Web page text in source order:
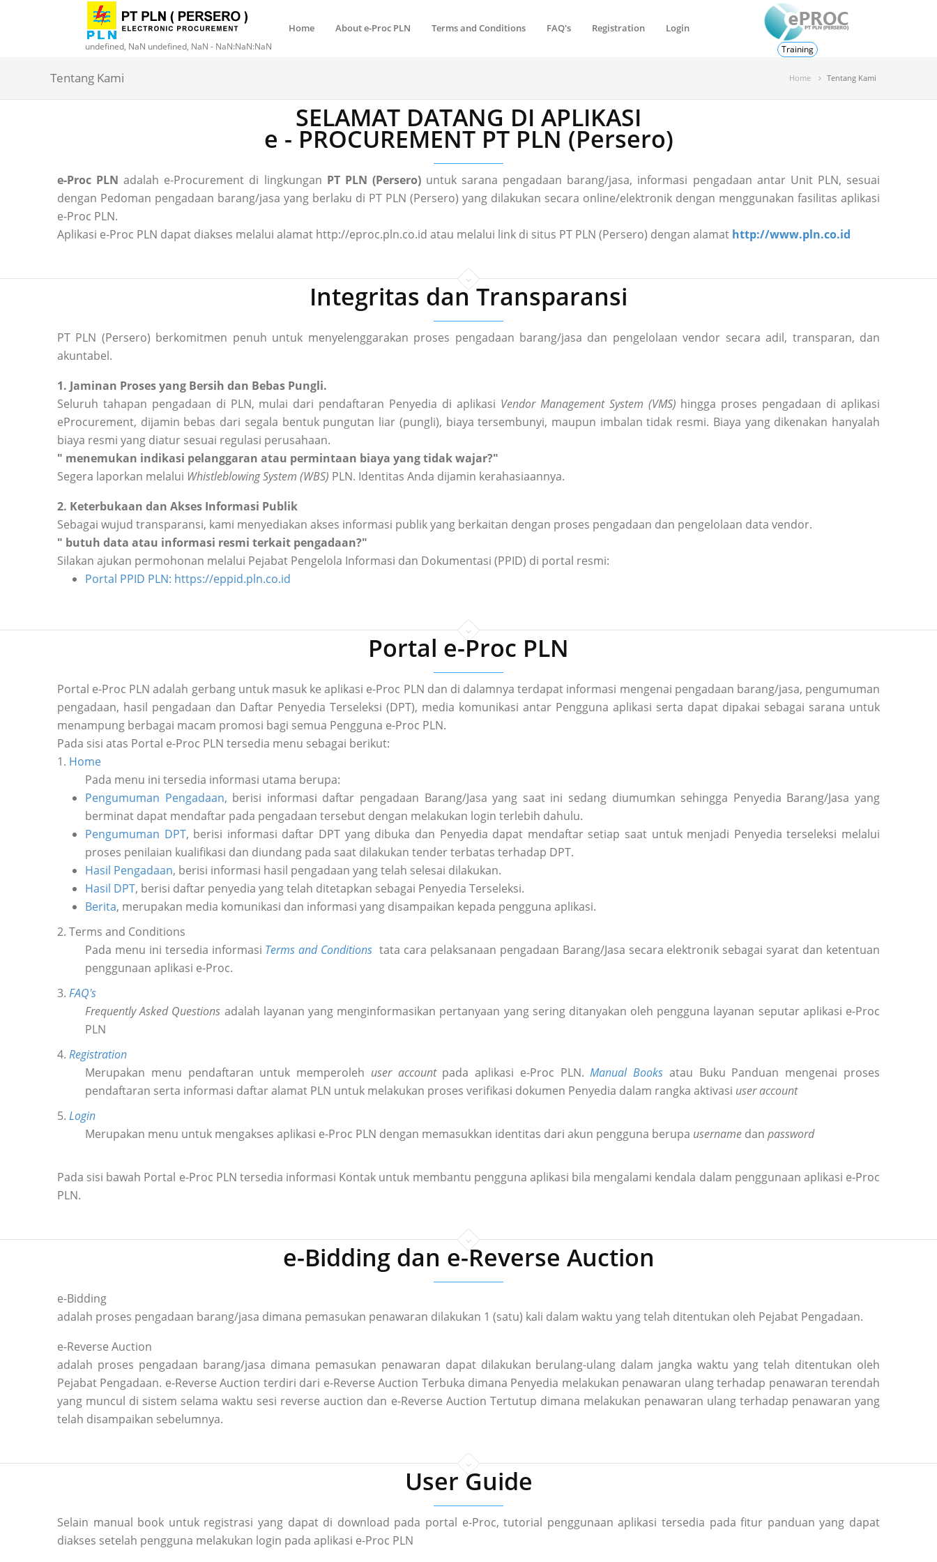
undefined, NaN undefined, NaN - NaN:NaN:NaN Training
Home About e-Proc PLN Terms and Conditions FAQ's Registration Login
Tentang Kami Home Tentang Kami
SELAMAT DATANG DI APLIKASI
e - PROCUREMENT PT PLN (Persero)
e-Proc PLN adalah e-Procurement di lingkungan PT PLN (Persero)untuk sarana pengadaan barang/jasa, informasi pengadaan antar Unit PLN, sesuai
dengan Pedoman pengadaan barang/jasa yang berlaku di PT PLN (Persero) yang dilakukan secara online/elektronik dengan menggunakan fasilitas aplikasi
e-Proc PLN.
Aplikasi e-Proc PLN dapat diakses melalui alamat http://eproc.pln.co.id atau melalui link di situs PT PLN (Persero) dengan alamat http://www.pln.co.id
Integritas dan Transparansi
PT PLN (Persero) berkomitmen penuh untuk menyelenggarakan proses pengadaan barang/jasa dan pengelolaan vendor secara adil, transparan, dan
akuntabel.
1. Jaminan Proses yang Bersih dan Bebas Pungli.
Seluruh tahapan pengadaan di PLN, mulai dari pendaftaran Penyedia di aplikasi Vendor Management System (VMS) hingga proses pengadaan di aplikasi
eProcurement, dijamin bebas dari segala bentuk pungutan liar (pungli), biaya tersembunyi, maupun imbalan tidak resmi. Biaya yang dikenakan hanyalah
biaya resmi yang diatur sesuai regulasi perusahaan.
" menemukan indikasi pelanggaran atau permintaan biaya yang tidak wajar?"
Segera laporkan melalui Whistleblowing System (WBS) PLN. Identitas Anda dijamin kerahasiaannya.
2. Keterbukaan dan Akses Informasi Publik
Sebagai wujud transparansi, kami menyediakan akses informasi publik yang berkaitan dengan proses pengadaan dan pengelolaan data vendor.
" butuh data atau informasi resmi terkait pengadaan?"
Silakan ajukan permohonan melalui Pejabat Pengelola Informasi dan Dokumentasi (PPID) di portal resmi:
Portal PPID PLN: https://eppid.pln.co.id
Portal e-Proc PLN
Portal e-Proc PLN adalah gerbang untuk masuk ke aplikasi e-Proc PLN dan di dalamnya terdapat informasi mengenai pengadaan barang/jasa, pengumuman
pengadaan, hasil pengadaan dan Daftar Penyedia Terseleksi (DPT), media komunikasi antar Pengguna aplikasi serta dapat dipakai sebagai sarana untuk
menampung berbagai macam promosi bagi semua Pengguna e-Proc PLN.
Pada sisi atas Portal e-Proc PLN tersedia menu sebagai berikut:
1. Home
Pada menu ini tersedia informasi utama berupa:
Pengumuman Pengadaan, berisi informasi daftar pengadaan Barang/Jasa yang saat ini sedang diumumkan sehingga Penyedia Barang/Jasa yang
berminat dapat mendaftar pada pengadaan tersebut dengan melakukan login terlebih dahulu.
Pengumuman DPT, berisi informasi daftar DPT yang dibuka dan Penyedia dapat mendaftar setiap saat untuk menjadi Penyedia terseleksi melalui
proses penilaian kualifikasi dan diundang pada saat dilakukan tender terbatas terhadap DPT.
Hasil Pengadaan, berisi informasi hasil pengadaan yang telah selesai dilakukan.
Hasil DPT, berisi daftar penyedia yang telah ditetapkan sebagai Penyedia Terseleksi.
Berita, merupakan media komunikasi dan informasi yang disampaikan kepada pengguna aplikasi.
2. Terms and Conditions
Pada menu ini tersedia informasi Terms and Conditions tata cara pelaksanaan pengadaan Barang/Jasa secara elektronik sebagai syarat dan ketentuan
penggunaan aplikasi e-Proc.
3. FAQ's
Frequently Asked Questions adalah layanan yang menginformasikan pertanyaan yang sering ditanyakan oleh pengguna layanan seputar aplikasi e-Proc
PLN
4. Registration
Merupakan menu pendaftaran untuk memperoleh user accountpada aplikasi e-Proc PLN.Manual Books atau Buku Panduan mengenai proses
pendaftaran serta informasi daftar alamat PLN untuk melakukan proses verifikasi dokumen Penyedia dalam rangka aktivasi user account
5. Login
Merupakan menu untuk mengakses aplikasi e-Proc PLN dengan memasukkan identitas dari akun pengguna berupa username dan password
Pada sisi bawah Portal e-Proc PLN tersedia informasi Kontak untuk membantu pengguna aplikasi bila mengalami kendala dalam penggunaan aplikasi e-Proc
PLN.
e-Bidding dan e-Reverse Auction
e-Bidding
adalah proses pengadaan barang/jasa dimana pemasukan penawaran dilakukan 1 (satu) kali dalam waktu yang telah ditentukan oleh Pejabat Pengadaan.
e-Reverse Auction
adalah proses pengadaan barang/jasa dimana pemasukan penawaran dapat dilakukan berulang-ulang dalam jangka waktu yang telah ditentukan oleh
Pejabat Pengadaan. e-Reverse Auction terdiri dari e-Reverse Auction Terbuka dimana Penyedia melakukan penawaran ulang terhadap penawaran terendah
yang muncul di sistem selama waktu sesi reverse auction dan e-Reverse Auction Tertutup dimana melakukan penawaran ulang terhadap penawaran yang
telah disampaikan sebelumnya.
User Guide
Selain manual book untuk registrasi yang dapat di download pada portal e-Proc, tutorial penggunaan aplikasi tersedia pada fitur panduan yang dapat
diakses setelah pengguna melakukan login pada aplikasi e-Proc PLN